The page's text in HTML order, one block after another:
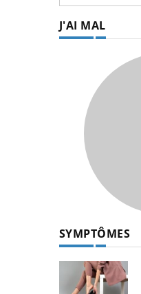
J'AI MAL
SYMPTÔMES